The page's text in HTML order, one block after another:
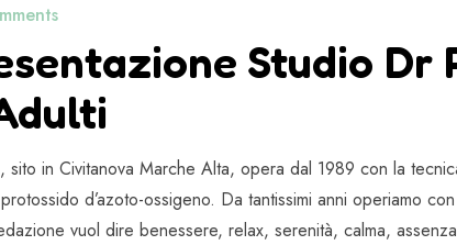
Studio Dr
sito in Civitanova Marche Alta, opera dal 1989 con la
d’azoto-ossigeno. Da tantissimi anni operiamo
vuol dire benessere, relax, serenità, calma,